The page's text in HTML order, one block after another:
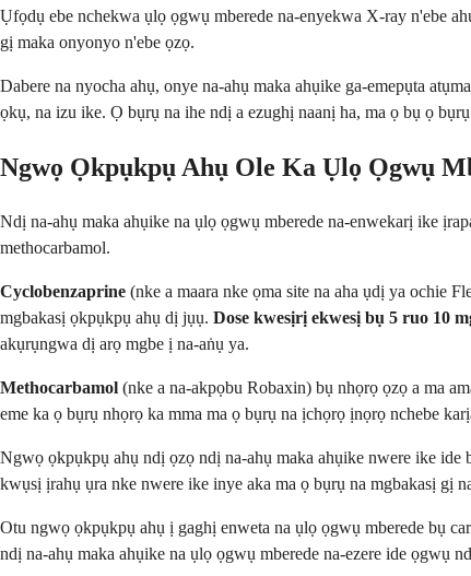
Ụfọdụ ebe nchekwa ụlọ ọgwụ mberede na-enyekwa X-ray n'ebe
gị maka onyonyo n'ebe ọzọ.
Dabere na nyocha ahụ, onye na-ahụ maka ahụike ga-emepụta
ọkụ, na izu ike. Ọ bụrụ na ihe ndị a ezughị naanị ha, ma ọ bụ ọ
Ngwọ Ọkpụkpụ Ahụ Ole Ka Ụlọ Ọgwụ
Ndị na-ahụ maka ahụike na ụlọ ọgwụ mberede na-enwekarị ike
methocarbamol.
Cyclobenzaprine (nke a maara nke ọma site na aha ụdị ya ochie
mgbakasị ọkpụkpụ ahụ dị jụụ. Dose kwesịrị ekwesị bụ 5 ruo 10
akụrụngwa dị arọ mgbe ị na-aṅụ ya.
Methocarbamol (nke a na-akpọbu Robaxin) bụ nhọrọ ọzọ a ma
eme ka ọ bụrụ nhọrọ ka mma ma ọ bụrụ na ịchọrọ ịnọrọ nchebe
Ngwọ ọkpụkpụ ahụ ndị ọzọ ndị na-ahụ maka ahụike nwere ike ide
kwụsị ịrahụ ụra nke nwere ike inye aka ma ọ bụrụ na mgbakasị gị
Otu ngwọ ọkpụkpụ ahụ ị gaghị enweta na ụlọ ọgwụ mberede bụ
ndị na-ahụ maka ahụike na ụlọ ọgwụ mberede na-ezere ide ọgwụ